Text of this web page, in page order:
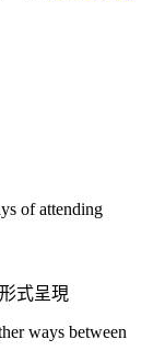
of attending
式呈現
ways between